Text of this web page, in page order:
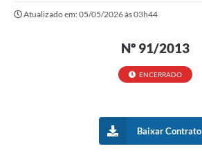
Transparência
Atualizado em: 05/05/2026 às 03h44
Nº 91/2013
ENCERRADO
Baixar Contrato